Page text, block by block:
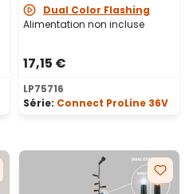
Dual Color Flashing
Alimentation non incluse
17,15 €
LP75716
Série: Connect ProLine 36V